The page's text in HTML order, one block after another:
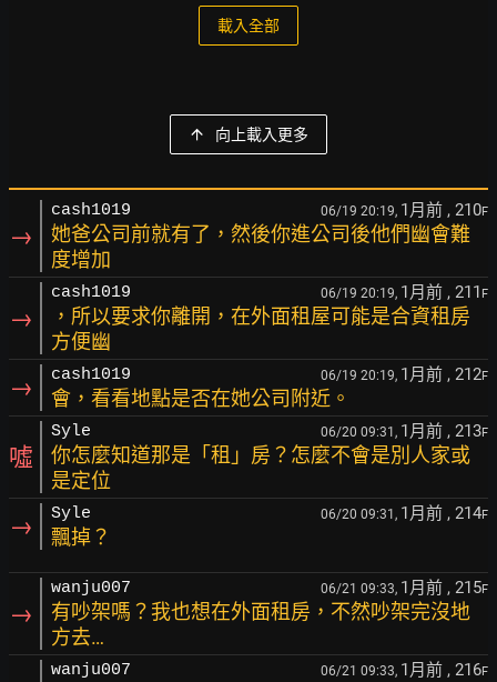
載入全部
向上載入更多
→
cash1019 06/19 20:19, 1月前 , 210F
她爸公司前就有了，然後你進公司後他們幽會難
度增加
→
cash1019 06/19 20:19, 1月前 , 211 F
，所以要求你離開，在外面租屋可能是合資租房
方便幽
→ cash1019 06/19 20:19, 1月前 , 212F
會，看看地點是否在她公司附近。
噓
Syle 06/20 09:31, 1月前 , 213F
你怎麼知道那是「租」房？怎麼不會是別人家或
是定位
→ Syle 06/20 09:31, 1月前 , 214F
飄掉？
→
wanju007 06/21 09:33, 1月前 , 215F
有吵架嗎？我也想在外面租房，不然吵架完沒地
方去…
wanju007 06/21 09:33, 1月前 , 216F